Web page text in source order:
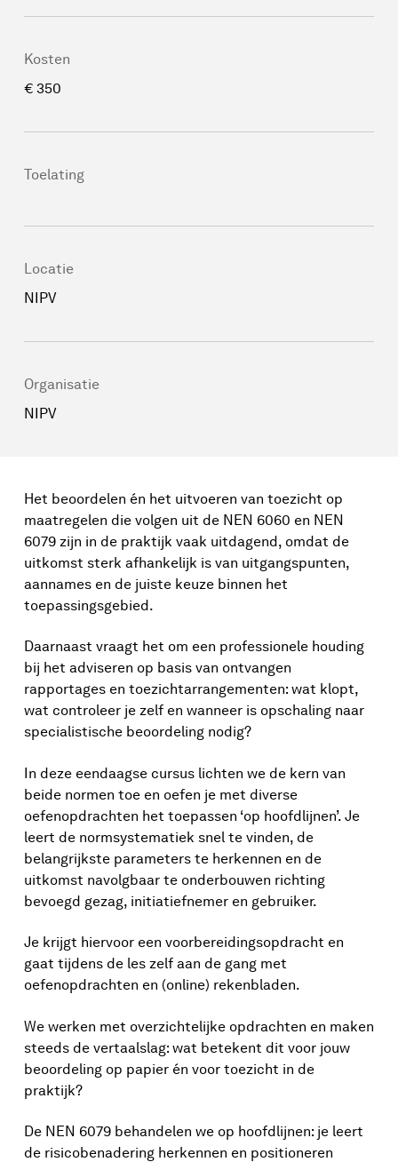
Kosten
€ 350
Toelating
Locatie
NIPV
Organisatie
NIPV
Het beoordelen én het uitvoeren van toezicht op
maatregelen die volgen uit de NEN 6060 en NEN
6079 zijn in de praktijk vaak uitdagend, omdat de
uitkomst sterk afhankelijk is van uitgangspunten,
aannames en de juiste keuze binnen het
toepassingsgebied.
Daarnaast vraagt het om een professionele houding
bij het adviseren op basis van ontvangen
rapportages en toezichtarrangementen: wat klopt,
wat controleer je zelf en wanneer is opschaling naar
specialistische beoordeling nodig?
In deze eendaagse cursus lichten we de kern van
beide normen toe en oefen je met diverse
oefenopdrachten het toepassen ‘op hoofdlijnen’. Je
leert de normsystematiek snel te vinden, de
belangrijkste parameters te herkennen en de
uitkomst navolgbaar te onderbouwen richting
bevoegd gezag, initiatiefnemer en gebruiker.
Je krijgt hiervoor een voorbereidingsopdracht en
gaat tijdens de les zelf aan de gang met
oefenopdrachten en (online) rekenbladen.
We werken met overzichtelijke opdrachten en maken
steeds de vertaalslag: wat betekent dit voor jouw
beoordeling op papier én voor toezicht in de
praktijk?
De NEN 6079 behandelen we op hoofdlijnen: je leert
de risicobenadering herkennen en positioneren